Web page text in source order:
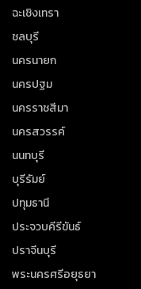
ฉะเชิงเทรา
ชลบุรี
นครนายก
นครปฐม
นครราชสีมา
นครสวรรค์
นนทบุรี
บุรีรัมย์
ปทุมธานี
ประจวบคีรีขันธ์
ปราจีนบุรี
พระนครศรีอยุธยา